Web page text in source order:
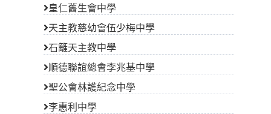
皇仁舊生會中學
天主教慈幼會伍少梅中學
石籬天主教中學
順德聯誼總會李兆基中學
聖公會林護紀念中學
李惠利中學